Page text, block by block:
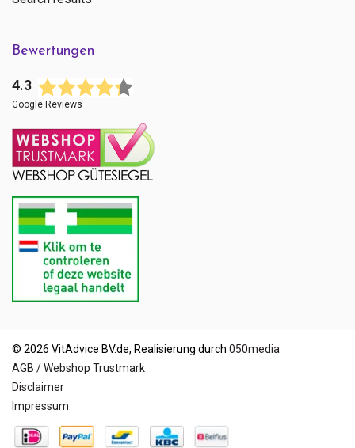
Bewertungen
4.3
Google Reviews
© 2026 VitAdvice BV.de, Realisierung durch 050media
AGB / Webshop Trustmark
Disclaimer
Impressum